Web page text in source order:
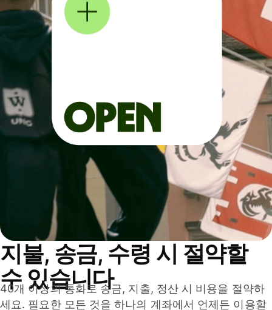
지불, 송금, 수령 시 절약할
수 있습니다
40개 이상의 통화로 송금, 지출, 정산 시 비용을 절약하
세요. 필요한 모든 것을 하나의 계좌에서 언제든 이용할